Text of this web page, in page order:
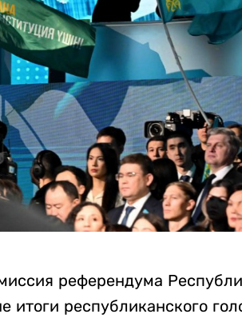
референдума
итоги республиканского